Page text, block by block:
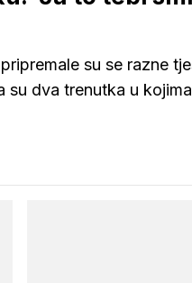
su se razne
dva trenutka u